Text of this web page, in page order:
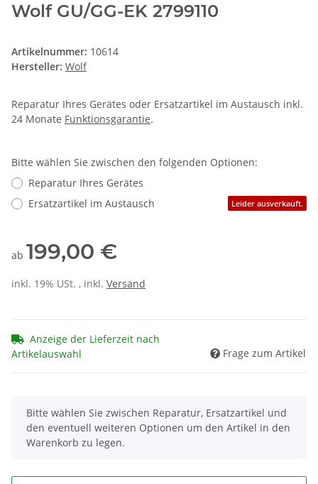
Wolf GU/GG-EK 2799110
Artikelnummer: 10614
Hersteller: Wolf
Reparatur Ihres Gerätes oder Ersatzartikel im Austausch inkl.
24 Monate Funktionsgarantie.
Bitte wählen Sie zwischen den folgenden Optionen:
Reparatur Ihres Gerätes
Ersatzartikel im Austausch
Leider ausverkauft.
ab 199,00 €
inkl. 19% USt. , inkl. Versand
Anzeige der Lieferzeit nach
Artikelauswahl
Frage zum Artikel
x
Bitte wählen Sie zwischen Reparatur, Ersatzartikel und
den eventuell weiteren Optionen um den Artikel in den
Warenkorb zu legen.